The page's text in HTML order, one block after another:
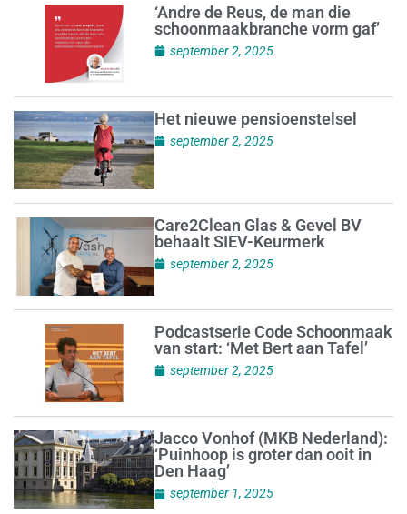
‘Andre de Reus, de man die
schoonmaakbranche vorm gaf’
september 2, 2025
Het nieuwe pensioenstelsel
september 2, 2025
Care2Clean Glas & Gevel BV
behaalt SIEV-Keurmerk
september 2, 2025
Podcastserie Code Schoonmaak
van start: ‘Met Bert aan Tafel’
september 2, 2025
Jacco Vonhof (MKB Nederland):
‘Puinhoop is groter dan ooit in
Den Haag’
september 1, 2025